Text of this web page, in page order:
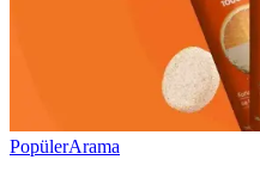
PopülerArama